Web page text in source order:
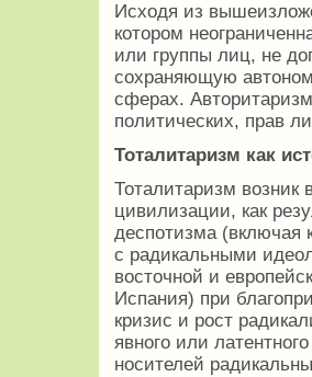
Исходя из
котором
или группы лиц, не
сохраняющую
сферах.
политических, прав
Тоталитаризм как
Тоталитаризм возник
цивилизации, как
деспотизма (включая
с радикальными
восточной и
Испания) при
кризис и рост
явного или
носителей